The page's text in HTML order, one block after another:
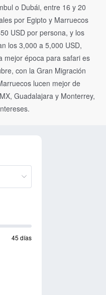
o Dubái, entre 16 y 20
por Egipto y Marruecos
USD por persona, y los
los 3,000 a 5,000 USD,
mejor época para safari es
con la Gran Migración
lucen mejor de
Guadalajara y Monterrey,
45 días